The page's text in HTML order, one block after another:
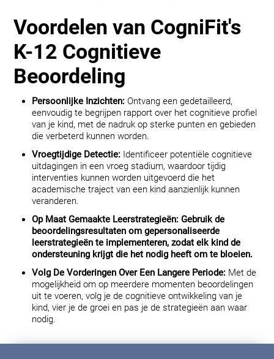
Voordelen van CogniFit's
K-12 Cognitieve
Beoordeling
Persoonlijke Inzichten: Ontvang een gedetailleerd,
eenvoudig te begrijpen rapport over het cognitieve profiel
van je kind, met de nadruk op sterke punten en gebieden
die verbeterd kunnen worden.
Vroegtijdige Detectie: Identificeer potentiële cognitieve
uitdagingen in een vroeg stadium, waardoor tijdig
interventies kunnen worden uitgevoerd die het
academische traject van een kind aanzienlijk kunnen
veranderen.
Op Maat Gemaakte Leerstrategieën: Gebruik de
beoordelingsresultaten om gepersonaliseerde
leerstrategieën te implementeren, zodat elk kind de
ondersteuning krijgt die het nodig heeft om te bloeien.
Volg De Vorderingen Over Een Langere Periode: Met de
mogelijkheid om op meerdere momenten beoordelingen
uit te voeren, volg je de cognitieve ontwikkeling van je
kind, vier je de groei en pas je de strategieën aan waar
nodig.